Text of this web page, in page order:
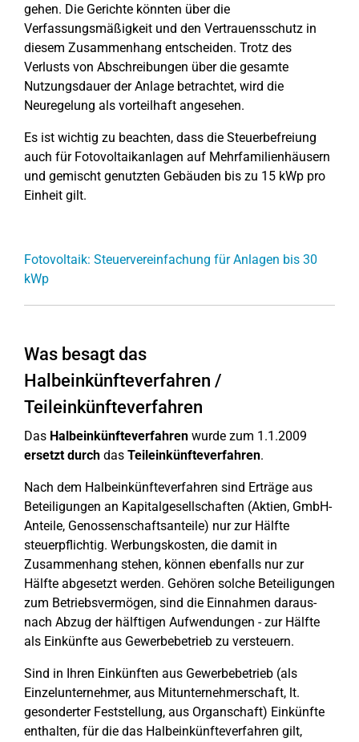
gehen. Die Gerichte könnten über die
Verfassungsmäßigkeit und den Vertrauensschutz in
diesem Zusammenhang entscheiden. Trotz des
Verlusts von Abschreibungen über die gesamte
Nutzungsdauer der Anlage betrachtet, wird die
Neuregelung als vorteilhaft angesehen.
Es ist wichtig zu beachten, dass die Steuerbefreiung
auch für Fotovoltaikanlagen auf Mehrfamilienhäusern
und gemischt genutzten Gebäuden bis zu 15 kWp pro
Einheit gilt.
Fotovoltaik: Steuervereinfachung für Anlagen bis 30
kWp
Was besagt das
Halbeinkünfteverfahren /
Teileinkünfteverfahren
Das Halbeinkünfteverfahren wurde zum 1.1.2009
ersetzt durch das Teileinkünfteverfahren.
Nach dem Halbeinkünfteverfahren sind Erträge aus
Beteiligungen an Kapitalgesellschaften (Aktien, GmbH-
Anteile, Genossenschaftsanteile) nur zur Hälfte
steuerpflichtig. Werbungskosten, die damit in
Zusammenhang stehen, können ebenfalls nur zur
Hälfte abgesetzt werden. Gehören solche Beteiligungen
zum Betriebsvermögen, sind die Einnahmen daraus-
nach Abzug der hälftigen Aufwendungen - zur Hälfte
als Einkünfte aus Gewerbebetrieb zu versteuern.
Sind in Ihren Einkünften aus Gewerbebetrieb (als
Einzelunternehmer, aus Mitunternehmerschaft, lt.
gesonderter Feststellung, aus Organschaft) Einkünfte
enthalten, für die das Halbeinkünfteverfahren gilt,